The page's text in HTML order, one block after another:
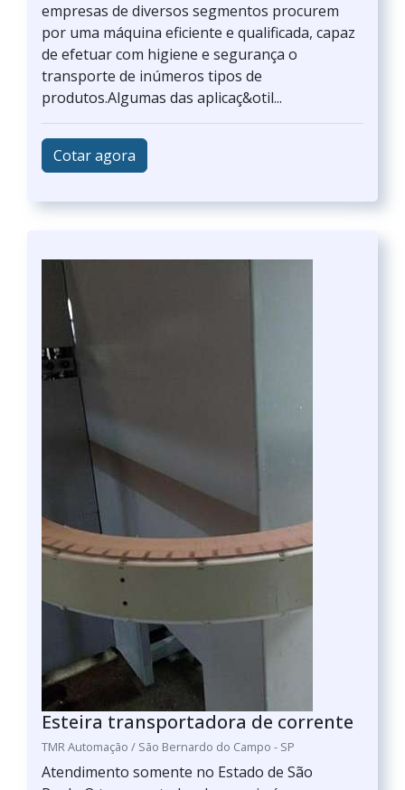
empresas de diversos segmentos procurem
por uma máquina eficiente e qualificada, capaz
de efetuar com higiene e segurança o
transporte de inúmeros tipos de
produtos.Algumas das aplicaç&otil...
Cotar agora
Esteira transportadora de corrente
TMR Automação / São Bernardo do Campo - SP
Atendimento somente no Estado de São